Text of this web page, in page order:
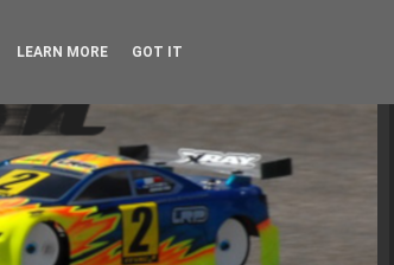
LEARN MORE GOT IT